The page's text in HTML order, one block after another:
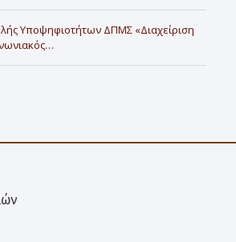
Υποψηφιοτήτων ΔΠΜΣ «Διαχείριση